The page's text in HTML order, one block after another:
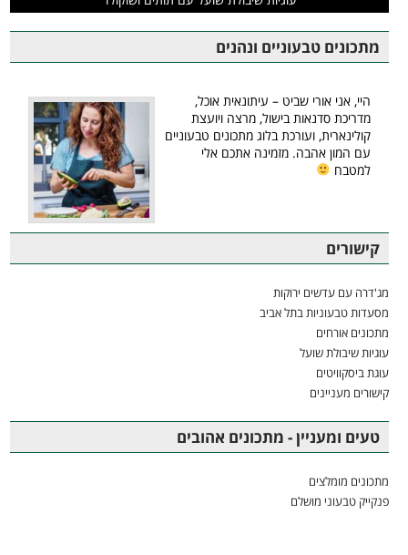
מתכונים טבעוניים ונהנים
היי, אני אורי שביט – עיתונאית אוכל,
מדריכת סדנאות בישול, מרצה ויועצת
קולינארית, ועורכת בלוג מתכונים טבעוניים
עם המון אהבה. מזמינה אתכם אלי
למטבח
קישורים
מג'דרה עם עדשים ירוקות
מסעדות טבעוניות בתל אביב
מתכונים אורחים
עוגיות שיבולת שועל
עוגת ביסקוויטים
קישורים מעניינים
טעים ומעניין - מתכונים אהובים
מתכונים מומלצים
פנקייק טבעוני מושלם